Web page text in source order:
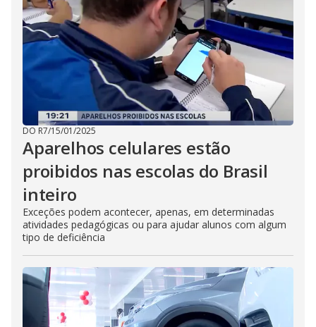
DO R7/15/01/2025
Aparelhos celulares estão
proibidos nas escolas do Brasil
inteiro
Exceções podem acontecer, apenas, em determinadas
atividades pedagógicas ou para ajudar alunos com algum
tipo de deficiência